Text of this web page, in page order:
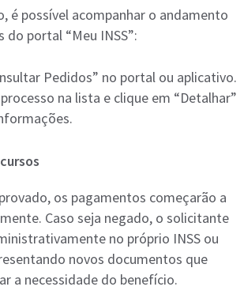
é possível acompanhar o andamento
portal “Meu INSS”:
Pedidos” no portal ou aplicativo.
na lista e clique em “Detalhar”
os pagamentos começarão a
Caso seja negado, o solicitante
no próprio INSS ou
novos documentos que
a necessidade do benefício​.